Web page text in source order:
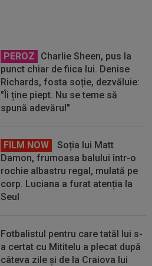
PEROZ
Charlie Sheen, pus la
punct chiar de fiica lui. Denise
Richards, fosta soție, dezvăluie:
"Îi ține piept. Nu se teme să
spună adevărul"
FILM NOW
Soția lui Matt
Damon, frumoasa balului într-o
rochie albastru regal, mulată pe
corp. Luciana a furat atenția la
Seul
Fotbalistul pentru care tatăl lui s-
a certat cu Mititelu a plecat după
câteva zile și de la Craiova lui